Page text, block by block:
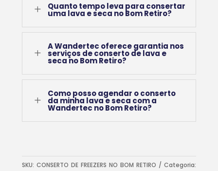
L Quanto tempo leva para consertar
uma lava e seca no Bom Retiro?
L
A Wandertec oferece garantia nos
serviços de conserto de lava e
seca no Bom Retiro?
L
Como posso agendar o conserto
da minha lava e seca com a
Wandertec no Bom Retiro?
SKU: CONSERTO DE FREEZERS NO BOM RETIRO
Categoria: